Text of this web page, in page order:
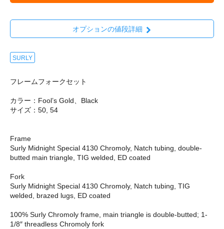
オプションの値段詳細
SURLY
フレームフォークセット
カラー：Fool’s Gold、Black
サイズ：50, 54
Frame
Surly Midnight Special 4130 Chromoly, Natch tubing, double-
butted main triangle, TIG welded, ED coated
Fork
Surly Midnight Special 4130 Chromoly, Natch tubing, TIG
welded, brazed lugs, ED coated
100% Surly Chromoly frame, main triangle is double-butted; 1-
1/8″ threadless Chromoly fork